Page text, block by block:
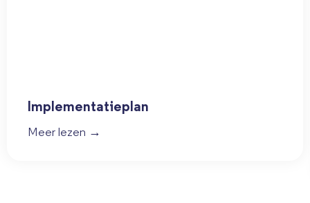
Implementatieplan
Meer lezen →